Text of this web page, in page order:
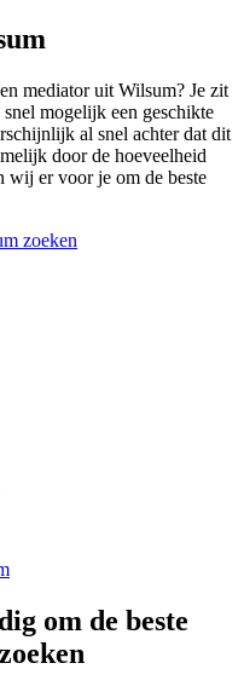
mediator uit Wilsum? Je zit
mogelijk een geschikte
al snel achter dat dit
door de hoeveelheid
wij er voor je om de beste
zoeken
om de beste